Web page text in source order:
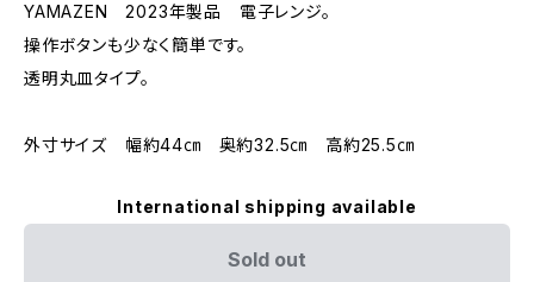
YAMAZEN 2023年製品 電子レンジ。
操作ボタンも少なく簡単です。
透明丸皿タイプ。
外寸サイズ 幅約44㎝ 奥約32.5㎝ 高約25.5㎝
International shipping available
Sold out